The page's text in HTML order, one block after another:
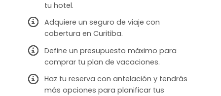
tu hotel.
Adquiere un seguro de viaje con
cobertura en Curitiba.
Define un presupuesto máximo para
comprar tu plan de vacaciones.
Haz tu reserva con antelación y tendrás
más opciones para planificar tus